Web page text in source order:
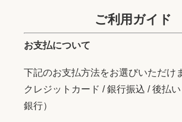
ご利用ガイド
お支払について
下記のお支払方法をお選びいただけ
クレジットカード / 銀行振込 / 後払い
銀行）